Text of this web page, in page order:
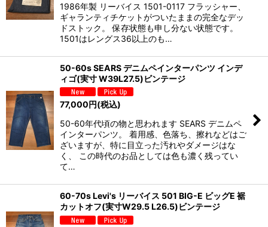
1986年製 リーバイス 1501-0117 フラッシャー、
ギャランティチケットがついたままの完全なデッ
ドストック。 保存状態も申し分ない状態です。
1501はレングス36以上のも…
50-60s SEARS デニムペインターパンツ インデ
ィゴ(実寸 W39L27.5)ビンテージ
77,000 円(税込)
50-60年代頃の物と思われます SEARS デニムペ
インターパンツ。 着用感、色落ち、擦れなどはご
ざいますが、特に目立った汚れやダメージはな
く、 この時代のお品としては色も濃く残ってい
て…
60-70s Levi's リーバイス 501 BIG-E ビッグE 裾
カットオフ(実寸W29.5 L26.5)ビンテージ